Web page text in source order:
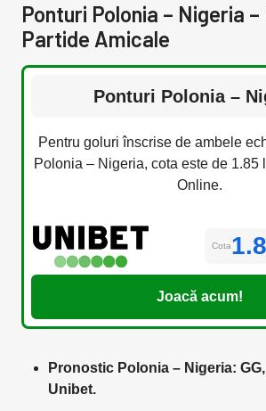
Ponturi Polonia – Nigeria
Partide Amicale
Ponturi Polonia –
Pentru goluri înscrise de ambele
Polonia – Nigeria, cota este de 1.85
Online.
Cota
Joacă acum!
Pronostic Polonia – Nigeria:
Unibet.